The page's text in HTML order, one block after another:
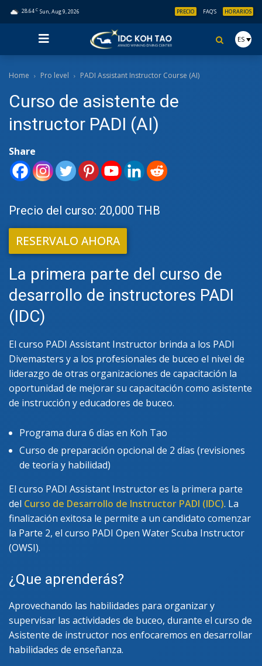
28.64 C Sun, Aug 9, 2026 PRECIO FAQ’S HORARIOS
ES
Home Pro level PADI Assistant Instructor Course (AI)
Curso de asistente de
instructor PADI (AI)
Share
Precio del curso: 20,000 THB
RESERVALO AHORA
La primera parte del curso de
desarrollo de instructores PADI
(IDC)
El curso PADI Assistant Instructor brinda a los PADI
Divemasters y a los profesionales de buceo el nivel de
liderazgo de otras organizaciones de capacitación la
oportunidad de mejorar su capacitación como asistente
de instrucción y educadores de buceo.
Programa dura 6 días en Koh Tao
Curso de preparación opcional de 2 días (revisiones
de teoría y habilidad)
El curso PADI Assistant Instructor es la primera parte
del Curso de Desarrollo de Instructor PADI (IDC). La
finalización exitosa le permite a un candidato comenzar
la Parte 2, el curso PADI Open Water Scuba Instructor
(OWSI).
¿Que aprenderás?
Aprovechando las habilidades para organizar y
supervisar las actividades de buceo, durante el curso de
Asistente de instructor nos enfocaremos en desarrollar
habilidades de enseñanza.